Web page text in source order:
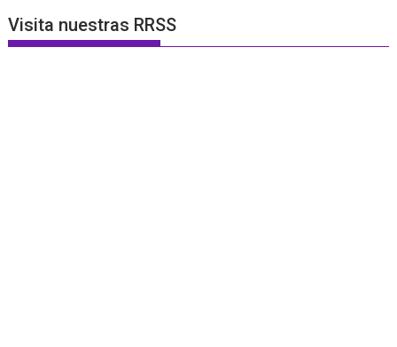
Visita nuestras RRSS